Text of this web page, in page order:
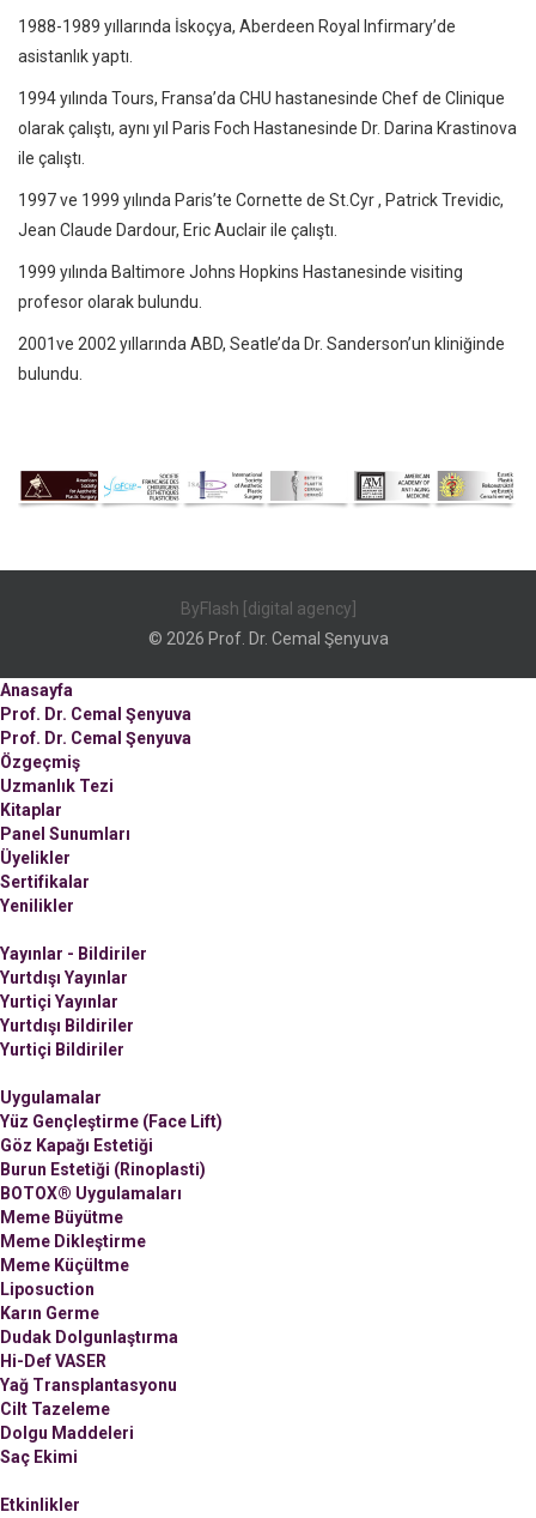
1988-1989 yıllarında İskoçya, Aberdeen Royal Infirmary’de
asistanlık yaptı.
1994 yılında Tours, Fransa’da CHU hastanesinde Chef de Clinique
olarak çalıştı, aynı yıl Paris Foch Hastanesinde Dr. Darina Krastinova
ile çalıştı.
1997 ve 1999 yılında Paris’te Cornette de St.Cyr , Patrick Trevidic,
Jean Claude Dardour, Eric Auclair ile çalıştı.
1999 yılında Baltimore Johns Hopkins Hastanesinde visiting
profesor olarak bulundu.
2001ve 2002 yıllarında ABD, Seatle’da Dr. Sanderson’un kliniğinde
bulundu.
ByFlash [digital agency]
© 2026 Prof. Dr. Cemal Şenyuva
Anasayfa
Prof. Dr. Cemal Şenyuva
Prof. Dr. Cemal Şenyuva
Özgeçmiş
Uzmanlık Tezi
Kitaplar
Panel Sunumları
Üyelikler
Sertifikalar
Yenilikler
Yayınlar - Bildiriler
Yurtdışı Yayınlar
Yurtiçi Yayınlar
Yurtdışı Bildiriler
Yurtiçi Bildiriler
Uygulamalar
Yüz Gençleştirme (Face Lift)
Göz Kapağı Estetiği
Burun Estetiği (Rinoplasti)
BOTOX® Uygulamaları
Meme Büyütme
Meme Dikleştirme
Meme Küçültme
Liposuction
Karın Germe
Dudak Dolgunlaştırma
Hi-Def VASER
Yağ Transplantasyonu
Cilt Tazeleme
Dolgu Maddeleri
Saç Ekimi
Etkinlikler